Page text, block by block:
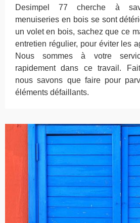
Desimpel 77 cherche à
menuiseries en bois se sont
un volet en bois, sachez que ce
entretien régulier, pour éviter les
Nous sommes à votre
rapidement dans ce travail.
nous savons que faire pour
éléments défaillants.